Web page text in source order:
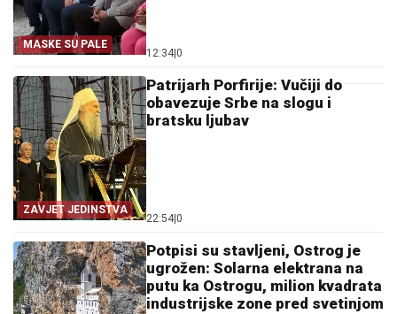
MASKE SU PALE
12:34 0
ZAVJET JEDINSTVA
Patrijarh Porfirije: Vučiji do
obavezuje Srbe na slogu i
bratsku ljubav
22:54 0
Potpisi su stavljeni, Ostrog je
ugrožen: Solarna elektrana na
putu ka Ostrogu, milion kvadrata
industrijske zone pred svetinjom